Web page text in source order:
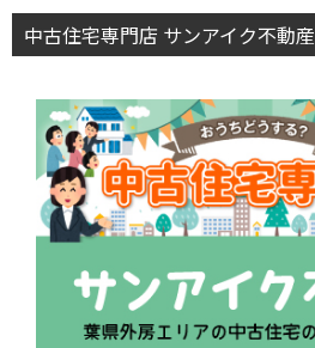
中古住宅専門店 サンアイク不動産